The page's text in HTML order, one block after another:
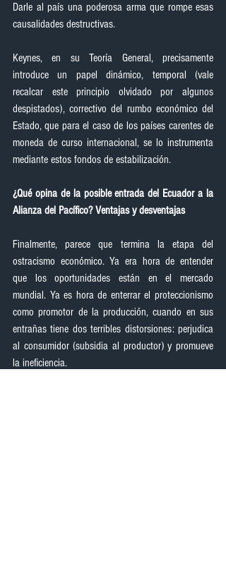
Darle al país una poderosa arma que rompe esas
causalidades destructivas.
Keynes, en su Teoría General, precisamente
introduce un papel dinámico, temporal (vale
recalcar este principio olvidado por algunos
despistados), correctivo del rumbo económico del
Estado, que para el caso de los países carentes de
moneda de curso internacional, se lo instrumenta
mediante estos fondos de estabilización.
¿Qué opina de la posible entrada del Ecuador a la
Alianza del Pacífico? Ventajas y desventajas
Finalmente, parece que termina la etapa del
ostracismo económico. Ya era hora de entender
que los oportunidades están en el mercado
mundial. Ya es hora de enterrar el proteccionismo
como promotor de la producción, cuando en sus
entrañas tiene dos terribles distorsiones: perjudica
al consumidor (subsidia al productor) y promueve
la ineficiencia.